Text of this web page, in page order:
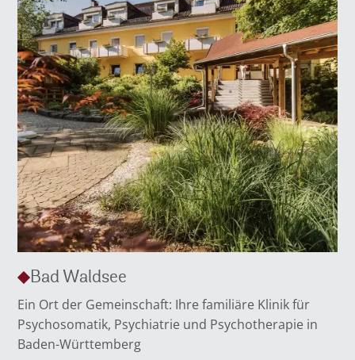
Bad Waldsee
Ein Ort der Gemeinschaft: Ihre familiäre Klinik für
Psychosomatik, Psychiatrie und Psychotherapie in
Baden-Württemberg